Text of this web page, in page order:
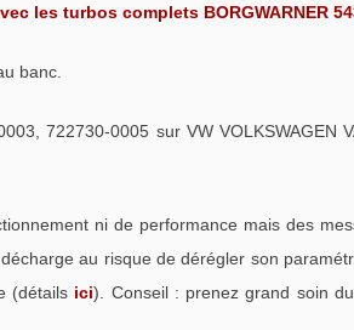
les turbos complets BORGWARNER
banc.
722730-0005 sur VW VOLKSWAGEN
ni de performance mais des
au risque de dérégler son
(détails ici). Conseil : prenez grand soin